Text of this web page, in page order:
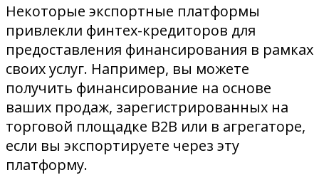
Некоторые экспортные платформы
привлекли финтех-кредиторов для
предоставления финансирования в рамках
своих услуг. Например, вы можете
получить финансирование на основе
ваших продаж, зарегистрированных на
торговой площадке B2B или в агрегаторе,
если вы экспортируете через эту
платформу.